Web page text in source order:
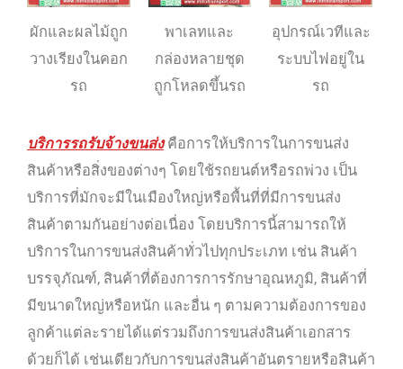
ผักและผลไม้ถูก
วางเรียงในคอก
รถ
พาเลทและ
กล่องหลายชุด
ถูกโหลดขึ้นรถ
อุปกรณ์เวทีและ
ระบบไฟอยู่ใน
รถ
บริการรถรับจ้างขนส่งคือการให้บริการในการขนส่ง
สินค้าหรือสิ่งของต่างๆ โดยใช้รถยนต์หรือรถพ่วง เป็น
บริการที่มักจะมีในเมืองใหญ่หรือพื้นที่ที่มีการขนส่ง
สินค้าตามกันอย่างต่อเนื่อง โดยบริการนี้สามารถให้
บริการในการขนส่งสินค้าทั่วไปทุกประเภท เช่น สินค้า
บรรจุภัณฑ์, สินค้าที่ต้องการการรักษาอุณหภูมิ, สินค้าที่
มีขนาดใหญ่หรือหนัก และอื่น ๆ ตามความต้องการของ
ลูกค้าแต่ละรายได้แต่รวมถึงการขนส่งสินค้าเอกสาร
ด้วยก็ได้ เช่นเดียวกับการขนส่งสินค้าอันตรายหรือสินค้า